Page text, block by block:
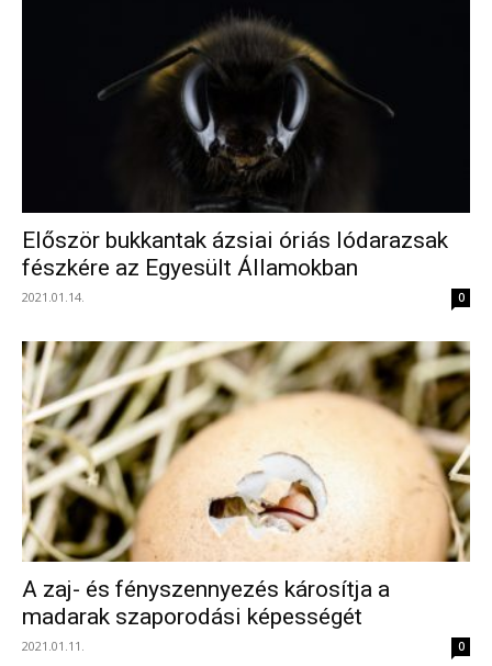
Először bukkantak ázsiai óriás lódarazsak
fészkére az Egyesült Államokban
2021.01.14. 0
A zaj- és fényszennyezés károsítja a
madarak szaporodási képességét
2021.01.11. 0